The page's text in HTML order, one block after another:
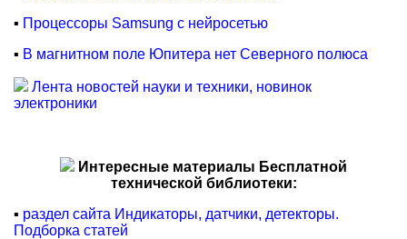
▪ Процессоры Samsung с нейросетью
▪ В магнитном поле Юпитера нет Северного полюса
Лента новостей науки и техники, новинок
электроники
Интересные материалы Бесплатной
технической библиотеки:
▪ раздел сайта Индикаторы, датчики, детекторы.
Подборка статей